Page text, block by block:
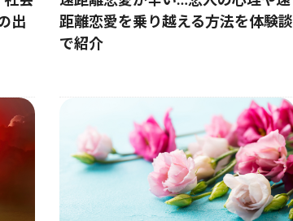
出
距離恋愛を乗り越える方法を体験談
で紹介